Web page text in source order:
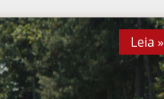
Leia »